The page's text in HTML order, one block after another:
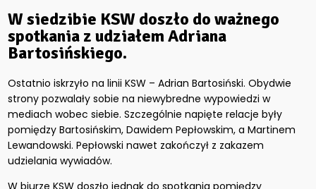
W siedzibie KSW doszło do ważnego
spotkania z udziałem Adriana
Bartosińskiego.
Ostatnio iskrzyło na linii KSW – Adrian Bartosiński. Obydwie
strony pozwalały sobie na niewybredne wypowiedzi w
mediach wobec siebie. Szczególnie napięte relacje były
pomiędzy Bartosińskim, Dawidem Pepłowskim, a Martinem
Lewandowski. Pepłowski nawet zakończył z zakazem
udzielania wywiadów.